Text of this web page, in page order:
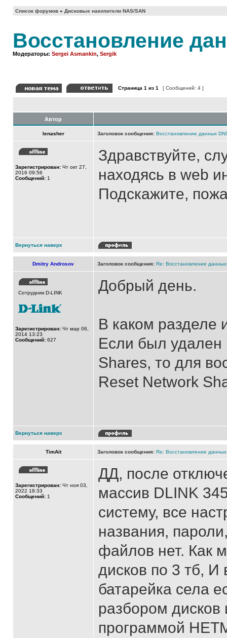
Список форумов » Дисковые накопители NAS/SAN
Восстановление
Модераторы: Sergei Asmankin, Sergik
Страница 1 из 1 [ Сообщений: 4 ]
Автор
lenasher Заголовок сообщения: Восстановление данных
Зарегистрирован: Чт окт 27,
2016 09:56
Сообщений: 1
Здравствуйте,
находясь в web
Подскажите,
Вернуться наверх
Dmitry Androsov Заголовок сообщения: Re: Восстановление
Сотрудник D-LINK
Зарегистрирован: Чт мар 06,
2014 13:23
Сообщений: 627
Добрый день.
В каком разделе
Если был удален
Shares, то для
Reset Network
Вернуться наверх
TimAit Заголовок сообщения: Re: Восстановление
Зарегистрирован: Чт ноя 03,
2022 18:33
Сообщений: 1
ДД, после
массив DLINK
систему, все
названия,
файлов нет. Как
дисков по 3 тб,
батарейка села
разбором дисков
программой